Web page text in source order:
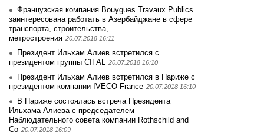
Французская компания Bouygues Travaux Publics
заинтересована работать в Азербайджане в сфере
транспорта, строительства,
метростроения 20.07.2018 16:11
Президент Ильхам Алиев встретился с
президентом группы CIFAL 20.07.2018 16:10
Президент Ильхам Алиев встретился в Париже с
президентом компании IVECO France 20.07.2018 16:10
В Париже состоялась встреча Президента
Ильхама Алиева с председателем
Наблюдательного совета компании Rothschild and
Co 20.07.2018 16:09